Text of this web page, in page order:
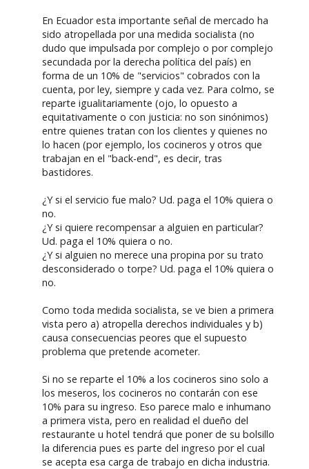
En Ecuador esta importante señal de mercado ha
sido atropellada por una medida socialista (no
dudo que impulsada por complejo o por complejo
secundada por la derecha política del país) en
forma de un 10% de "servicios" cobrados con la
cuenta, por ley, siempre y cada vez. Para colmo, se
reparte igualitariamente (ojo, lo opuesto a
equitativamente o con justicia: no son sinónimos)
entre quienes tratan con los clientes y quienes no
lo hacen (por ejemplo, los cocineros y otros que
trabajan en el "back-end", es decir, tras
bastidores.
¿Y si el servicio fue malo? Ud. paga el 10% quiera o
no.
¿Y si quiere recompensar a alguien en particular?
Ud. paga el 10% quiera o no.
¿Y si alguien no merece una propina por su trato
desconsiderado o torpe? Ud. paga el 10% quiera o
no.
Como toda medida socialista, se ve bien a primera
vista pero a) atropella derechos individuales y b)
causa consecuencias peores que el supuesto
problema que pretende acometer.
Si no se reparte el 10% a los cocineros sino solo a
los meseros, los cocineros no contarán con ese
10% para su ingreso. Eso parece malo e inhumano
a primera vista, pero en realidad el dueño del
restaurante u hotel tendrá que poner de su bolsillo
la diferencia pues es parte del ingreso por el cual
se acepta esa carga de trabajo en dicha industria.